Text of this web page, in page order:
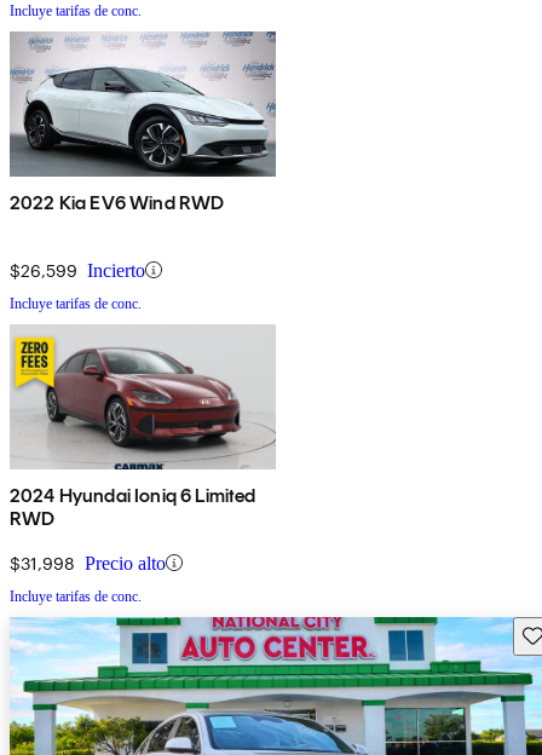
Incluye tarifas de conc.
2022 Kia EV6 Wind RWD
$26,599 Incierto
Incluye tarifas de conc.
2024 Hyundai Ioniq 6 Limited
RWD
$31,998 Precio alto
Incluye tarifas de conc.